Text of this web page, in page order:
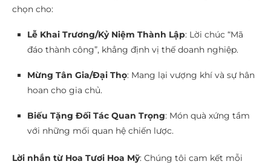
chọn cho:
Lễ Khai Trương/Kỷ Niệm Thành Lập: Lời chúc “Mã
đáo thành công”, khẳng định vị thế doanh nghiệp.
Mừng Tân Gia/Đại Thọ: Mang lại vượng khí và sự hân
hoan cho gia chủ.
Biếu Tặng Đối Tác Quan Trọng: Món quà xứng tầm
với những mối quan hệ chiến lược.
Lời nhắn từ Hoa Tươi Hoa Mỹ: Chúng tôi cam kết mỗi